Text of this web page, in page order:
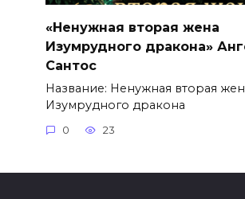
«Ненужная вторая жена
Изумрудного дракона»
Сантос
Название: Ненужная вторая
Изумрудного дракона
0 23